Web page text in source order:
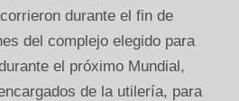
durante el fin de
del complejo elegido para
el próximo Mundial,
de la utilería, para